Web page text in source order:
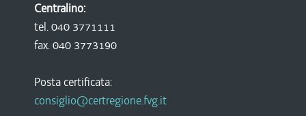
Centralino:
tel. 040 3771111
fax. 040 3773190
Posta certificata:
consiglio@certregione.fvg.it